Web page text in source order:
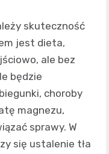
skuteczność
jest dieta,
ale bez
będzie
choroby
magnezu,
sprawy. W
się ustalenie tła